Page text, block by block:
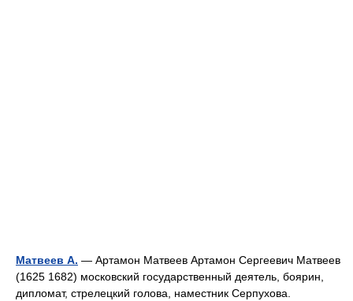
Матвеев А. — Артамон Матвеев Артамон Сергеевич Матвеев
(1625 1682) московский государственный деятель, боярин,
дипломат, стрелецкий голова, наместник Серпухова.